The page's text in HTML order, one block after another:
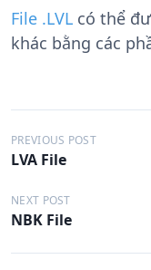
File .LVL có thể
khác bằng các
Đ
i
ề
u
h
PREVIOUS POST
LVA File
NEXT POST
NBK File